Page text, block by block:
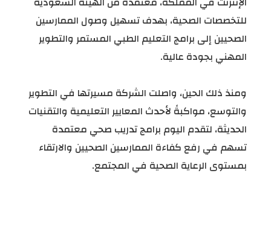
للتخصصات الصحية، بهدف تسهيل وصول الممارسين
الصحيين إلى برامج التعليم الطبي المستمر والتطوير
المهني بجودة عالية.
ومنذ ذلك الحين، واصلت الشركة مسيرتها في التطوير
والتوسع، مواكبةً لأحدث المعايير التعليمية والتقنيات
الحديثة، لتقدم اليوم برامج تدريب صحي معتمدة
تسهم في رفع كفاءة الممارسين الصحيين والارتقاء
بمستوى الرعاية الصحية في المجتمع.